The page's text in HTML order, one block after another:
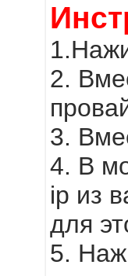
2.
3.
4. В
ip из
для
5.